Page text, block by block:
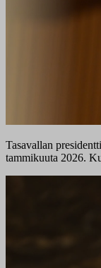
Tasavallan
tammikuuta 2026.